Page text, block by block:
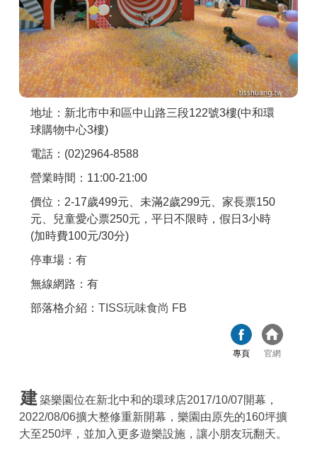
APP下載
地址：新北市中和區中山路三段122號3樓(中和環
球購物中心3樓)
電話：(02)2964-8588
營業時間：11:00-21:00
價位：2-17歲499元、未滿2歲299元、家長票150
元、兒童愛心票250元，平日不限時，假日3小時
(加時費100元/30分)
停車場：有
無線網路：有
部落格介紹： TISS玩味食尚 FB
專頁 官網
建築樂園位在新北中和的環球店2017/10/07開幕，
2022/08/06擴大整修重新開幕，樂園由原先的160坪擴
大至250坪，並加入更多遊樂設施，讓小朋友玩翻天。